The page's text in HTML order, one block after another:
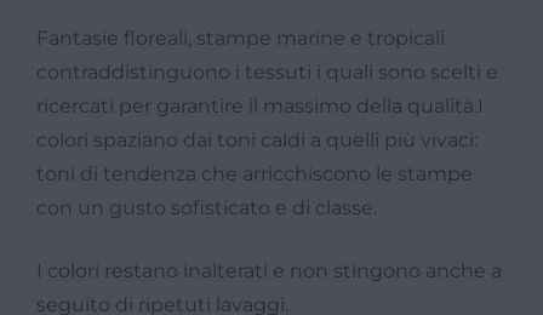
Fantasie floreali, stampe marine e tropicali
contraddistinguono i tessuti i quali sono scelti e
ricercati per garantire il massimo della qualità.I
colori spaziano dai toni caldi a quelli più vivaci:
toni di tendenza che arricchiscono le stampe
con un gusto sofisticato e di classe.
I colori restano inalterati e non stingono anche a
seguito di ripetuti lavaggi.